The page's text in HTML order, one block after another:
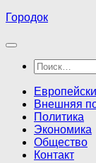
Перейти
содержимому
Городок
Найти:
Внешняя
Политика
Экономика
Общество
Контакт